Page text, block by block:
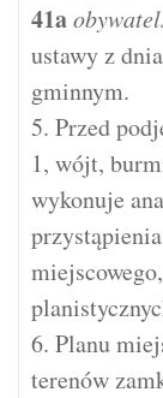
41a
ustawy z
gminnym.
5. Przed
1, wójt,
wykonuje
6. Planu
terenów